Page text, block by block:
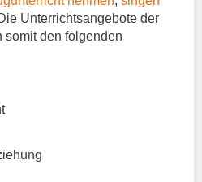
Unterrichtsangebote der
somit den folgenden